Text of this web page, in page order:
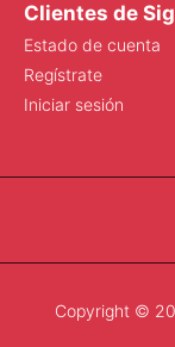
Clientes de
Estado de cuenta
Regístrate
Iniciar sesión
Copyright ©